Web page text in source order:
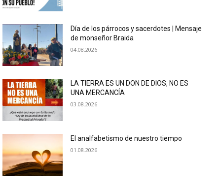
Día de los párrocos y sacerdotes | Mensaje
de monseñor Braida
04.08.2026
LA TIERRA ES UN DON DE DIOS, NO ES
UNA MERCANCÍA
03.08.2026
El analfabetismo de nuestro tiempo
01.08.2026